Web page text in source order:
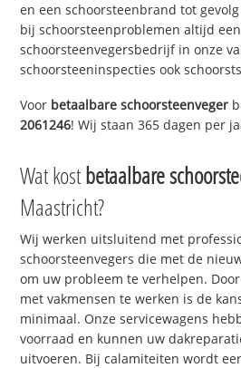
en een schoorsteenbrand tot
bij schoorsteenproblemen altijd
schoorsteenvegersbedrijf in onze
schoorsteeninspecties ook
Voor betaalbare schoorsteenveger
2061246! Wij staan 365 dagen per
Wat kostbetaalbare
Maastricht?
Wij werken uitsluitend met
schoorsteenvegers die met de
om uw probleem te verhelpen.
met vakmensen te werken is de
minimaal. Onze servicewagens
voorraad en kunnen uw
uitvoeren. Bij calamiteiten wordt